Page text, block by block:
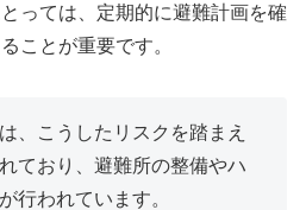
っては、定期的に避難計画を確
ことが重要です。
、こうしたリスクを踏まえ
ており、避難所の整備やハ
行われています。